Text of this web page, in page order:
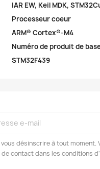
IAR EW, Keil MDK,
Processeur coeur
ARM® Cortex®-M4
Numéro de produit de
STM32F439
vous désinscrire à tout moment.
contact dans les conditions